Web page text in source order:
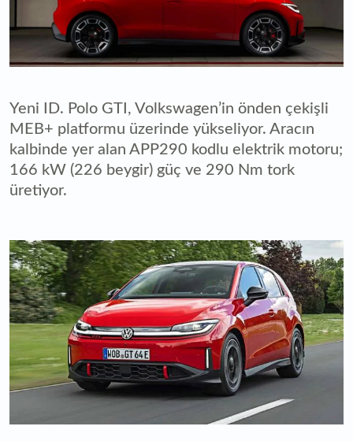
Yeni ID. Polo GTI, Volkswagen’in önden çekişli
MEB+ platformu üzerinde yükseliyor. Aracın
kalbinde yer alan APP290 kodlu elektrik motoru;
166 kW (226 beygir) güç ve 290 Nm tork
üretiyor.